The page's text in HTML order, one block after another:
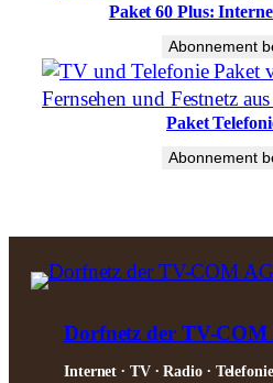
M
e
Paket 60 Plus:
Abonnement
Paket
Abonnement
Dorfnetz der TV-COM
Internet ∙ TV ∙ Radio ∙